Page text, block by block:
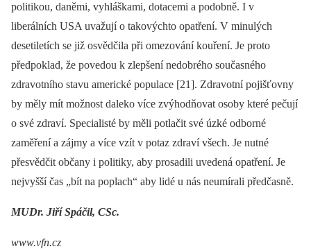
politikou, daněmi, vyhláškami, dotacemi a podobně. I v
liberálních USA uvažují o takovýchto opatření. V minulých
desetiletích se již osvědčila při omezování kouření. Je proto
předpoklad, že povedou k zlepšení nedobrého současného
zdravotního stavu americké populace [21]. Zdravotní pojišťovny
by měly mít možnost daleko více zvýhodňovat osoby které pečují
o své zdraví. Specialisté by měli potlačit své úzké odborné
zaměření a zájmy a více vzít v potaz zdraví všech. Je nutné
přesvědčit občany i politiky, aby prosadili uvedená opatření. Je
nejvyšší čas „bít na poplach“ aby lidé u nás neumírali předčasně.
MUDr. Jiří Spáčil, CSc.
www.vfn.cz